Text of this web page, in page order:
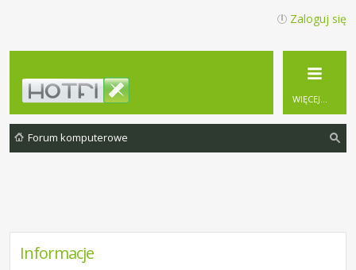
Zaloguj się
WIĘCEJ…
Forum komputerowe
Informacje